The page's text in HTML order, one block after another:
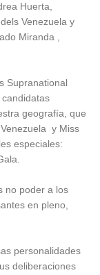
Huerta,
Venezuela y
Miranda ,
Supranational
geografía, que
y Miss
especiales:
no poder a los
en pleno,
personalidades
deliberaciones